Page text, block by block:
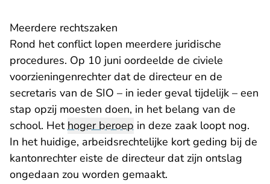
Meerdere rechtszaken
Rond het conflict lopen meerdere juridische
procedures. Op 10 juni oordeelde de civiele
voorzieningenrechter dat de directeur en de
secretaris van de SIO – in ieder geval tijdelijk – een
stap opzij moesten doen, in het belang van de
school. Hethoger beroep in deze zaak loopt nog.
In het huidige, arbeidsrechtelijke kort geding bij de
kantonrechter eiste de directeur dat zijn ontslag
ongedaan zou worden gemaakt.